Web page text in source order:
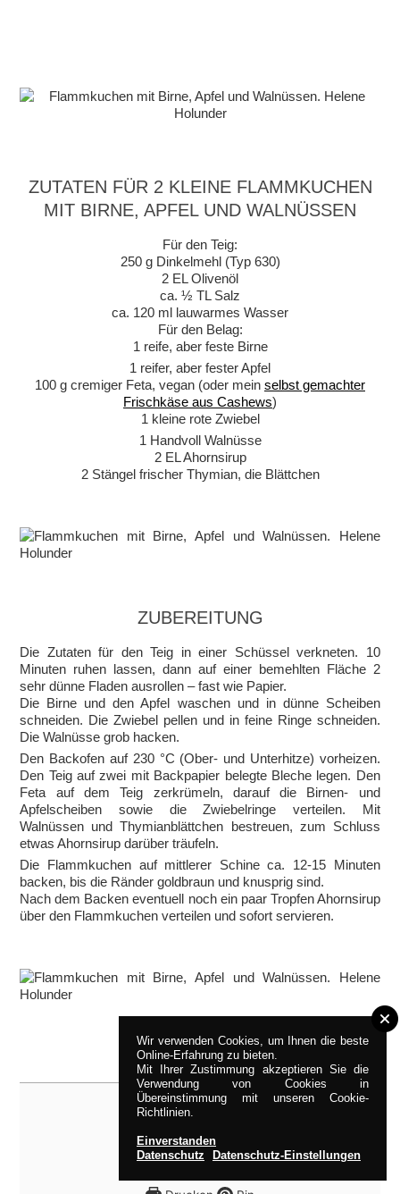
ZUTATEN FÜR 2 KLEINE FLAMMKUCHEN
MIT BIRNE, APFEL UND WALNÜSSEN
Für den Teig:
250 g Dinkelmehl (Typ 630)
2 EL Olivenöl
ca. ½ TL Salz
ca. 120 ml lauwarmes Wasser
Für den Belag:
1 reife, aber feste Birne
1 reifer, aber fester Apfel
100 g cremiger Feta, vegan (oder mein selbst gemachter
Frischkäse aus Cashews)
1 kleine rote Zwiebel
1 Handvoll Walnüsse
2 EL Ahornsirup
2 Stängel frischer Thymian, die Blättchen
ZUBEREITUNG
Die Zutaten für den Teig in einer Schüssel verkneten. 10
Minuten ruhen lassen, dann auf einer bemehlten Fläche 2
sehr dünne Fladen ausrollen – fast wie Papier.
Die Birne und den Apfel waschen und in dünne Scheiben
schneiden. Die Zwiebel pellen und in feine Ringe schneiden.
Die Walnüsse grob hacken.
Den Backofen auf 230 °C (Ober- und Unterhitze) vorheizen.
Den Teig auf zwei mit Backpapier belegte Bleche legen. Den
Feta auf dem Teig zerkrümeln, darauf die Birnen- und
Apfelscheiben sowie die Zwiebelringe verteilen. Mit
Walnüssen und Thymianblättchen bestreuen, zum Schluss
etwas Ahornsirup darüber träufeln.
Die Flammkuchen auf mittlerer Schine ca. 12-15 Minuten
backen, bis die Ränder goldbraun und knusprig sind.
Nach dem Backen eventuell noch ein paar Tropfen Ahornsirup
über den Flammkuchen verteilen und sofort servieren.
Wir verwenden Cookies, um Ihnen die beste
Online-Erfahrung zu bieten.
Mit Ihrer Zustimmung akzeptieren Sie die
Verwendung von Cookies in
Übereinstimmung mit unseren Cookie-
Richtlinien.
Einverstanden
Datenschutz
Datenschutz-Einstellungen